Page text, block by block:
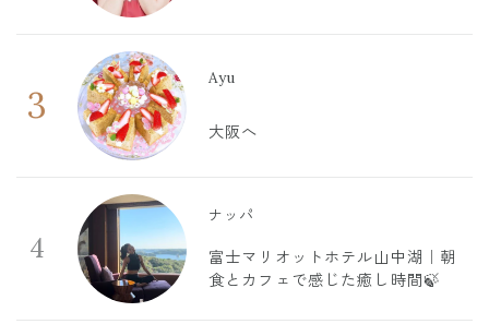
3
Ayu
大阪へ
4
ナッパ
富士マリオットホテル山中湖｜朝
食とカフェで感じた癒し時間🍃